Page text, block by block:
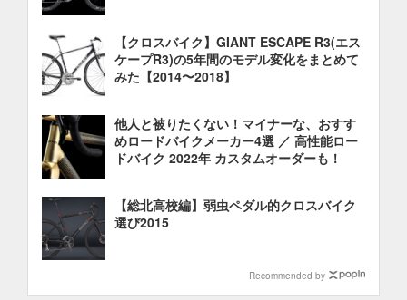
【クロスバイク】GIANT ESCAPE R3(エス
ケープR3)の5年間のモデル変化をまとめて
みた【2014〜2018】
他人と被りたくない！マイナーな、おすす
めロードバイクメーカー4選 ／ 高性能ロー
ドバイク 2022年 カスタムオーダーも！
【総北高校編】弱虫ペダル的クロスバイク
選び2015
Recommended by